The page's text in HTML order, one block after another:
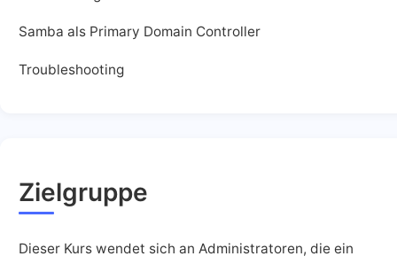
Samba als Primary Domain Controller
Troubleshooting
Zielgruppe
Dieser Kurs wendet sich an Administratoren, die ein